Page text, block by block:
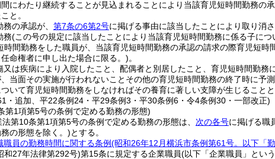
にわたり継続することが見込まれることにより当該育児短時間勤務の
と。
の承認が、 第7条の6第2号に掲げる事由に該当したことにより取り消さ
務(この号の規定に該当したことにより当該育児短時間勤務に係る子に
時間勤務をした職員が、当該育児短時間勤務の承認の請求の際育児短
命権者に申し出た場合に限る。)。
又は疾病により入院したこと、配偶者と別居したこと、育児短時間勤
当面その実施が行われないことその他の育児短時間勤務の終了時に予
いて育児短時間勤務をしなければその養育に著しい支障が生じることと
・追加、平22条例24・平29条例3・平30条例6・令4条例30・一部改正)
第1項第5号の条例で定める勤務の形態)
第10条第1項第5号の条例で定める勤務の形態は、 次の各号に掲げる職
の形態を除く。)とする。
職員の勤務時間に関する条例(昭和26年12月横浜市条例第61号。以下「
和27年法律第292号)第15条に規定する企業職員(以下「企業職員」とい